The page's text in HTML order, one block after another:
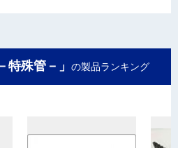
殊管－」 の製品ランキング